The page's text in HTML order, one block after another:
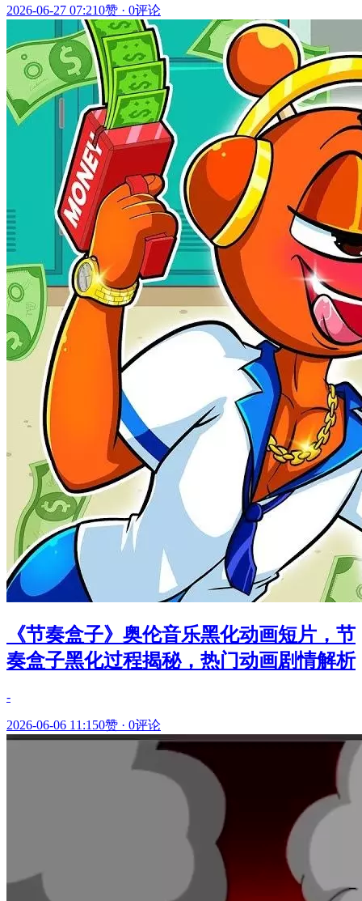
2026-06-27 07:210赞 · 0评论
《节奏盒子》奥伦音乐黑化动画短片，节
奏盒子黑化过程揭秘，热门动画剧情解析
-
2026-06-06 11:150赞 · 0评论